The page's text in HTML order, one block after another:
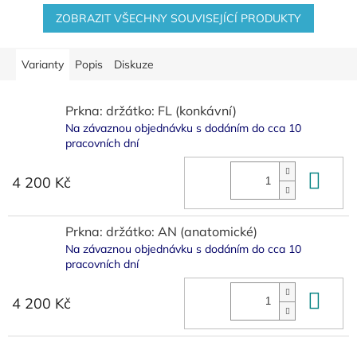
ZOBRAZIT VŠECHNY SOUVISEJÍCÍ PRODUKTY
Varianty Popis Diskuze
Prkna: držátko: FL (konkávní)
Na závaznou objednávku s dodáním do cca 10
pracovních dní
4 200 Kč
Prkna: držátko: AN (anatomické)
Na závaznou objednávku s dodáním do cca 10
pracovních dní
4 200 Kč